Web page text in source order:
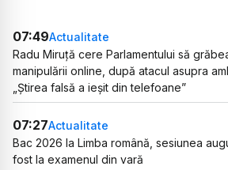
07:49Actualitate
Radu Miruță cere Parlamentului să
manipulării online, după atacul asupra
„Știrea falsă a ieșit din telefoane”
07:27Actualitate
Bac 2026 la Limba română, sesiunea
fost la examenul din vară